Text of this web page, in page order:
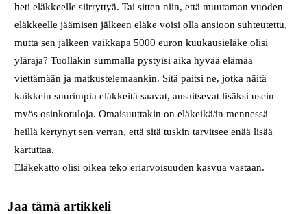
heti eläkkeelle siirryttyä. Tai sitten niin, että muutaman vuoden
eläkkeelle jäämisen jälkeen eläke voisi olla ansioon suhteutettu,
mutta sen jälkeen vaikkapa 5000 euron kuukausieläke olisi
yläraja? Tuollakin summalla pystyisi aika hyvää elämää
viettämään ja matkustelemaankin. Sitä paitsi ne, jotka näitä
kaikkein suurimpia eläkkeitä saavat, ansaitsevat lisäksi usein
myös osinkotuloja. Omaisuuttakin on eläkeikään mennessä
heillä kertynyt sen verran, että sitä tuskin tarvitsee enää lisää
kartuttaa.
Eläkekatto olisi oikea teko eriarvoisuuden kasvua vastaan.
Jaa tämä artikkeli